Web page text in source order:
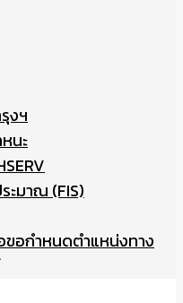
งฯ
นะ
ะมาณ (FIS)
ขอกำหนดตำแหน่งทาง